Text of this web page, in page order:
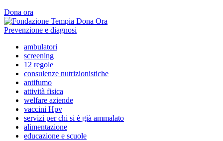
Dona ora
Prevenzione e diagnosi
ambulatori
screening
12 regole
consulenze nutrizionistiche
antifumo
attività fisica
welfare aziende
vaccini Hpv
servizi per chi si è già ammalato
alimentazione
educazione e scuole